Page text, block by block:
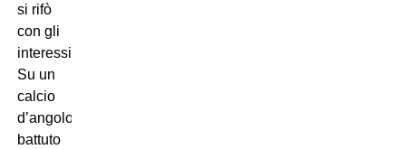
si rifò
con gli
interessi.
Su un
calcio
d’angolo
battuto